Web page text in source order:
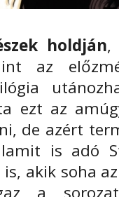
holdján,
az
ezt az
de azért
is adó
akik soha
a